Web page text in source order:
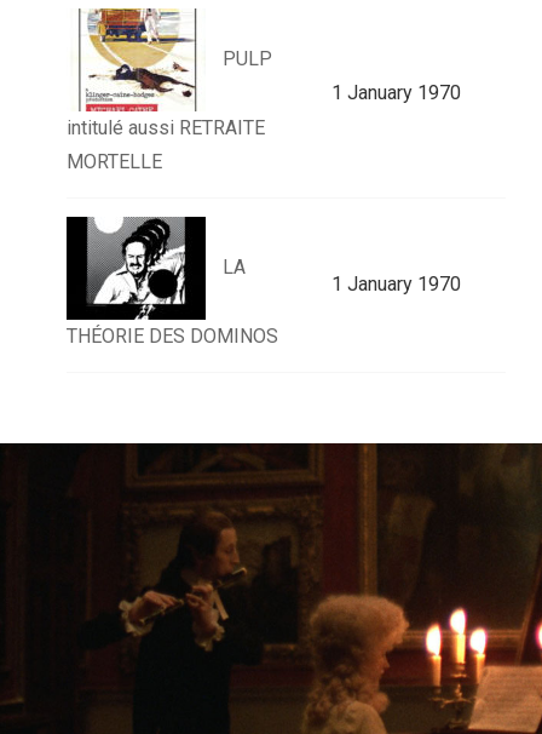
PULP
intitulé aussi RETRAITE
MORTELLE
1 January 1970
LA
THÉORIE DES DOMINOS
1 January 1970